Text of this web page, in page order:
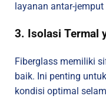
layanan antar-
3. Isolasi Termal
Fiberglass memiliki
baik. Ini penting
kondisi optimal